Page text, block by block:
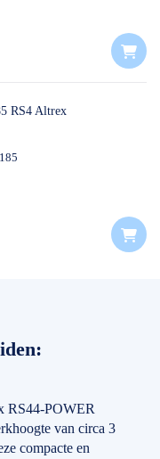
RS4 Altrex
RS44-POWER
van circa 3
compacte en